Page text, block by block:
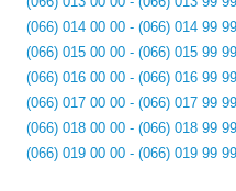
(066) 014 00 00 - (066) 014 99 99
(066) 015 00 00 - (066) 015 99 99
(066) 016 00 00 - (066) 016 99 99
(066) 017 00 00 - (066) 017 99 99
(066) 018 00 00 - (066) 018 99 99
(066) 019 00 00 - (066) 019 99 99